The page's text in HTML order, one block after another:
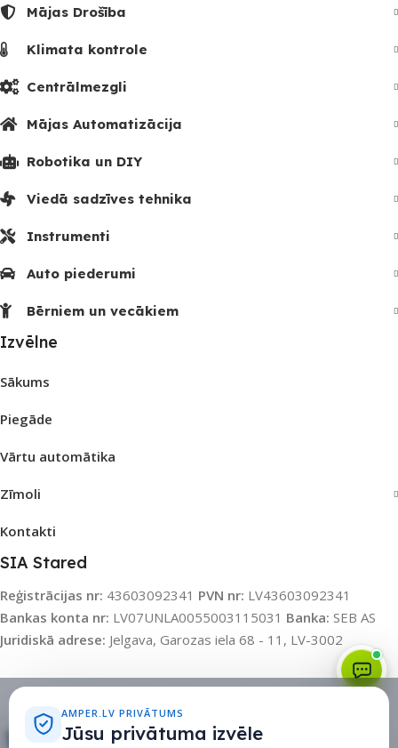
Mājas Drošība
Klimata kontrole
Centrālmezgli
Mājas Automatizācija
Robotika un DIY
Viedā sadzīves tehnika
Instrumenti
Auto piederumi
Bērniem un vecākiem
Izvēlne
Sākums
Piegāde
Vārtu automātika
Zīmoli
Kontakti
SIA Stared
Reģistrācijas nr: 43603092341 PVN nr: LV43603092341
Bankas konta nr: LV07UNLA0055003115031 Banka: SEB AS
Juridiskā adrese: Jelgava, Garozas iela 68 - 11, LV-3002
AMPER.LV PRIVĀTUMS
Jūsu privātuma izvēle